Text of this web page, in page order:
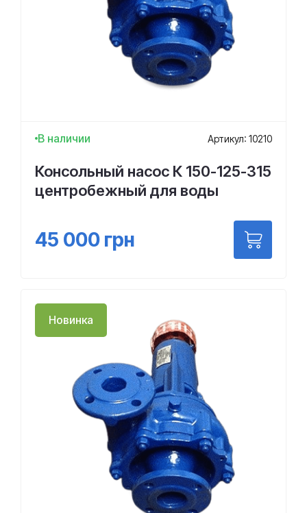
В наличии Артикул: 10210
Консольный насос К 150-125-315
центробежный для воды
45 000 грн
Новинка